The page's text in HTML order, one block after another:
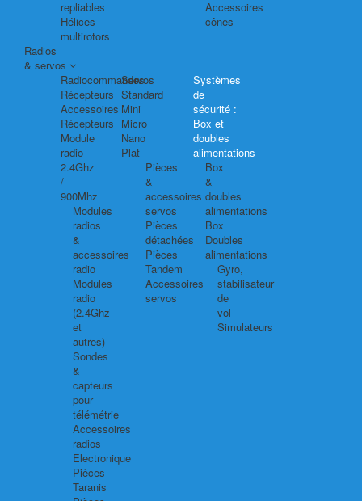
repliables
Hélices
multirotors
Accessoires
cônes
Radios
& servos
Radiocommandes
Récepteurs
Accessoires
Récepteurs
Module
radio
2.4Ghz
/
900Mhz
Modules
radios
&
accessoires
radio
Modules
radio
(2.4Ghz
et
autres)
Sondes
&
capteurs
pour
télémétrie
Accessoires
radios
Electronique
Pièces
Taranis
Servos
Standard
Mini
Micro
Nano
Plat
Pièces
&
accessoires
servos
Pièces
détachées
Pièces
Tandem
Accessoires
servos
Systèmes
de
sécurité :
Box et
doubles
alimentations
Box
&
doubles
alimentations
Box
Doubles
alimentations
Gyro,
stabilisateur
de
vol
Simulateurs